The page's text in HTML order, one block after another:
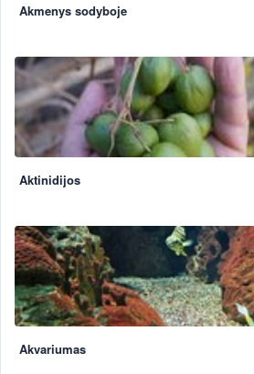
Akmenys sodyboje
Aktinidijos
Akvariumas